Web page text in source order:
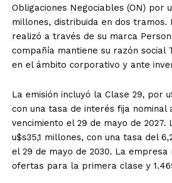
Obligaciones Negociables (ON) por
millones, distribuida en dos tramos.
realizó a través de su marca
compañía mantiene su razón social
en el ámbito corporativo y ante
La emisión incluyó la Clase 29, por
con una tasa de interés fija nominal
vencimiento el 29 de mayo de 2027.
u$s35,1 millones, con una tasa del
el 29 de mayo de 2030. La empresa
ofertas para la primera clase y